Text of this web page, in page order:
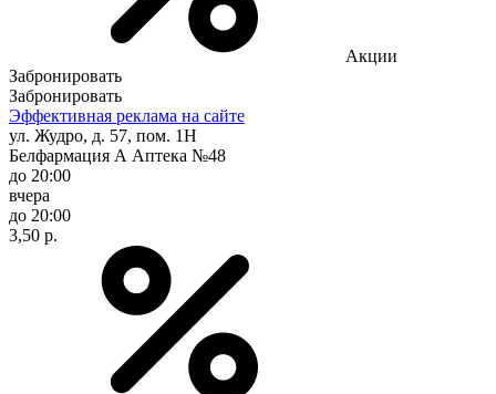
Акции
Забронировать
Забронировать
Эффективная реклама на сайте
ул. Жудро, д. 57, пом. 1Н
Белфармация А Аптека №48
до 20:00
вчера
до 20:00
3,50 р.